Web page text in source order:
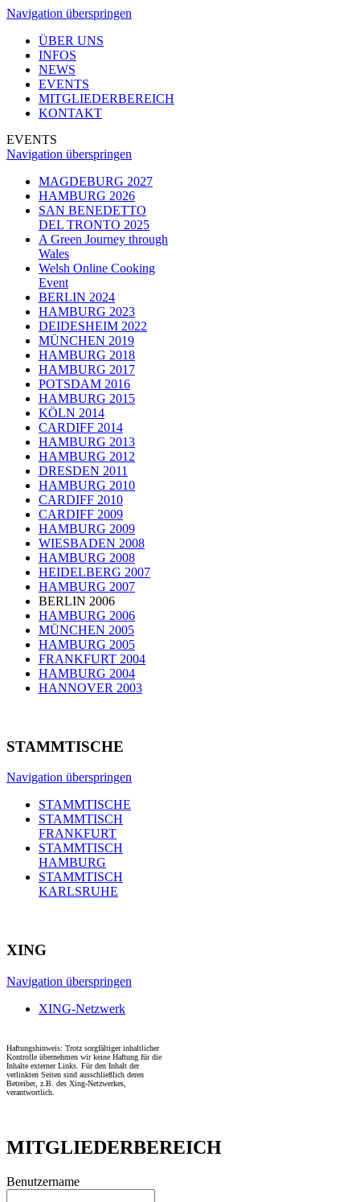
Navigation überspringen
ÜBER UNS
INFOS
NEWS
EVENTS
MITGLIEDERBEREICH
KONTAKT
EVENTS
Navigation überspringen
MAGDEBURG 2027
HAMBURG 2026
SAN BENEDETTO
DEL TRONTO 2025
A Green Journey through
Wales
Welsh Online Cooking
Event
BERLIN 2024
HAMBURG 2023
DEIDESHEIM 2022
MÜNCHEN 2019
HAMBURG 2018
HAMBURG 2017
POTSDAM 2016
HAMBURG 2015
KÖLN 2014
CARDIFF 2014
HAMBURG 2013
HAMBURG 2012
DRESDEN 2011
HAMBURG 2010
CARDIFF 2010
CARDIFF 2009
HAMBURG 2009
WIESBADEN 2008
HAMBURG 2008
HEIDELBERG 2007
HAMBURG 2007
BERLIN 2006
HAMBURG 2006
MÜNCHEN 2005
HAMBURG 2005
FRANKFURT 2004
HAMBURG 2004
HANNOVER 2003
STAMMTISCHE
Navigation überspringen
STAMMTISCHE
STAMMTISCH
FRANKFURT
STAMMTISCH
HAMBURG
STAMMTISCH
KARLSRUHE
XING
Navigation überspringen
XING-Netzwerk
Haftungshinweis: Trotz sorgfältiger inhaltlicher
Kontrolle übernehmen wir keine Haftung für die
Inhalte externer Links. Für den Inhalt der
verlinkten Seiten sind ausschließlich deren
Betreiber, z.B. des Xing-Netzwerkes,
verantwortlich.
MITGLIEDERBEREICH
Benutzername